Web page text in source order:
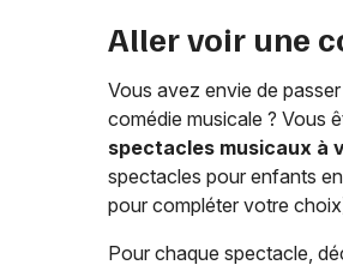
Aller voir une
Vous avez envie de
comédie musicale ? Vous
spectacles musicaux à
spectacles pour enfants
pour compléter votre
Pour chaque spectacle,